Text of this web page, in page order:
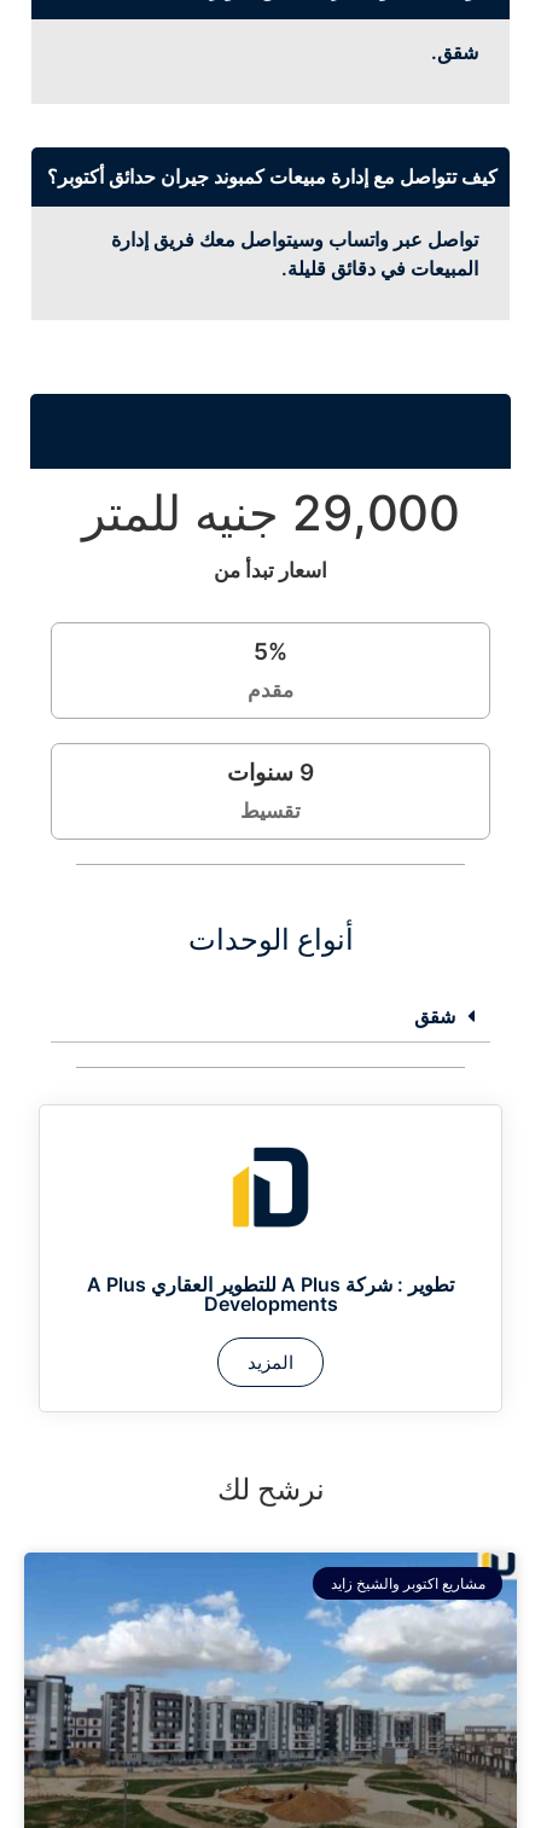
شقق.
كيف تتواصل مع إدارة مبيعات كمبوند جيران حدائق أكتوبر؟
تواصل عبر واتساب وسيتواصل معك فريق إدارة
المبيعات في دقائق قليلة.
29,000 جنيه للمتر
اسعار تبدأ من
5%
مقدم
9 سنوات
تقسيط
أنواع الوحدات
شقق
تطوير :
شركة A Plus للتطوير العقاري A Plus
Developments
المزيد
نرشح لك
مشاريع اكتوبر والشيخ زايد